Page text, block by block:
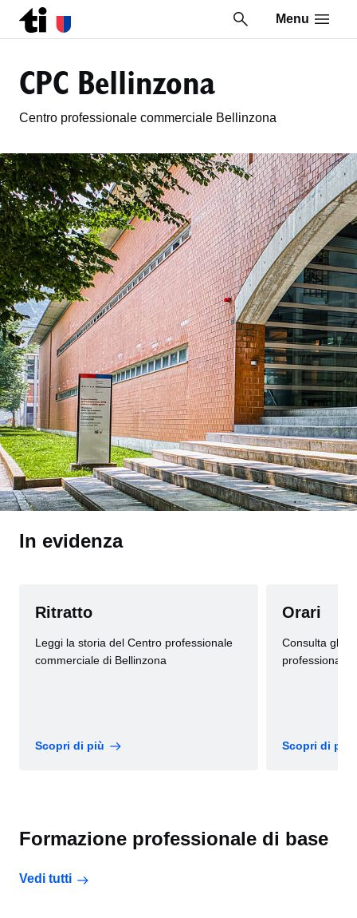
Menu
CPC Bellinzona
Centro professionale commerciale Bellinzona
In evidenza
Ritratto
Leggi la storia del Centro professionale
commerciale di Bellinzona
Scopri di più
Orari
Consulta gli
professionale
Scopri di più
Formazione professionale di base
Vedi tutti